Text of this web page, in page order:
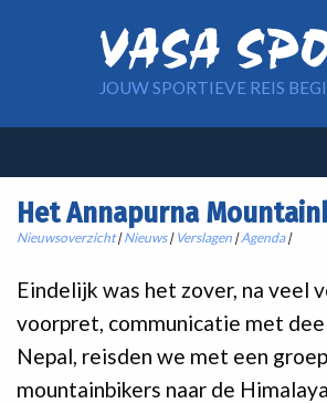
JOUW SPORTIEVE REIS
navigation
Het Annapurna
Nieuwsoverzicht|Nieuws| Verslagen |Agenda|
Eindelijk was het zover, na veel
voorpret, communicatie met
Nepal, reisden we met een
mountainbikers naar de